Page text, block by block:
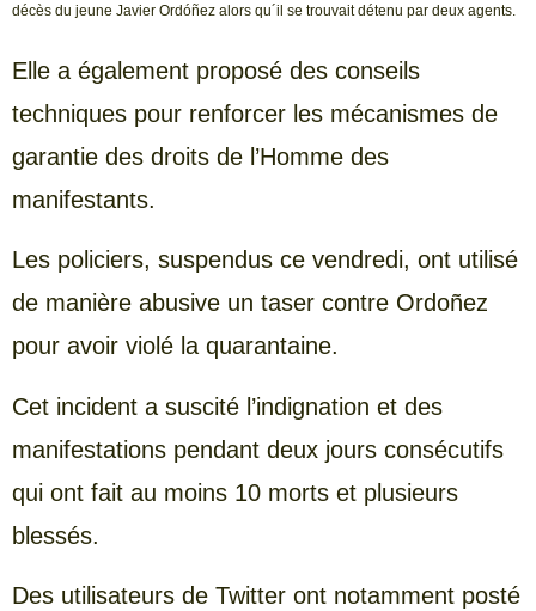
décès du jeune Javier Ordóñez alors qu´il se trouvait détenu par deux agents.
Elle a également proposé des conseils
techniques pour renforcer les mécanismes de
garantie des droits de l’Homme des
manifestants.
Les policiers, suspendus ce vendredi, ont utilisé
de manière abusive un taser contre Ordoñez
pour avoir violé la quarantaine.
Cet incident a suscité l’indignation et des
manifestations pendant deux jours consécutifs
qui ont fait au moins 10 morts et plusieurs
blessés.
Des utilisateurs de Twitter ont notamment posté